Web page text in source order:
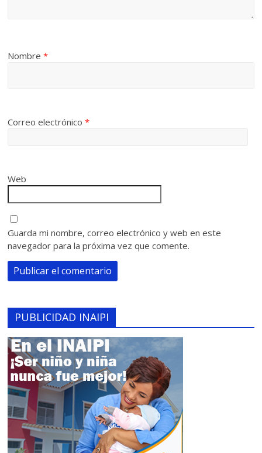
Nombre*
Correo electrónico*
Web
Guarda mi nombre, correo electrónico y web en este
navegador para la próxima vez que comente.
PUBLICIDAD INAIPI